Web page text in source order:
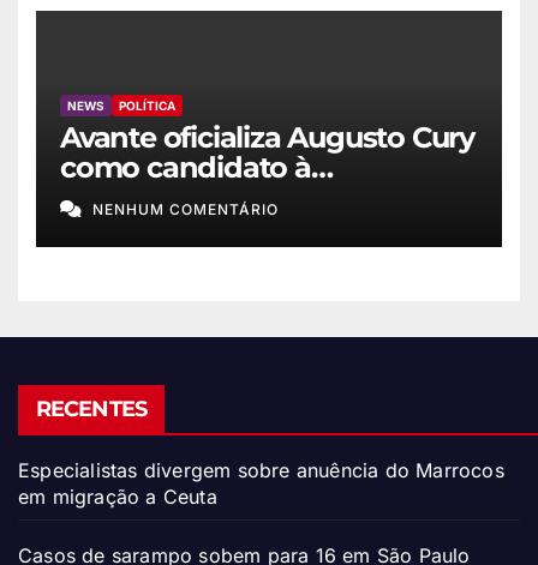
NEWS POLÍTICA
Avante oficializa Augusto Cury
como candidato à
Presidência
NENHUM COMENTÁRIO
RECENTES
Especialistas divergem sobre anuência do Marrocos
em migração a Ceuta
Casos de sarampo sobem para 16 em São Paulo